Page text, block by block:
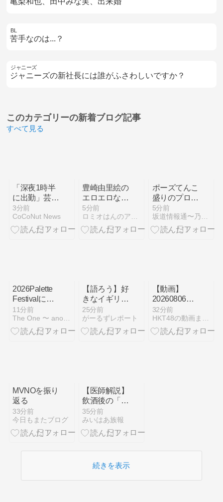
BL
苦手なのは...？
ジャニーズ
ジャニーズの新社長には誰がふさわしいですか？
このカテゴリーの新着ブログ記事
すべて見る
「深夜1時半
に出勤」芸能
界を去った女
優キム・セイ
ン、物流セン
3分前
CoCoNut News
豊崎由里絵の
エロエロなマ
ンスジ ２６
０８０７
5分前
ポーズてんこ
盛りのプロア
イドル田村真
佑ちゃ
ん！！！【乃
5分前
2026Palette
Festivalに
FTISLAND出
演 (2026.7.5)
11分前
【語ろう】好
きなイギリス
のミュージシ
ャン
25分前
がーるずレポート
【動画】
20260806
SHOWROOM
「HKT48 市
村愛里」＠
32分前
MVNOを振り
返る
33分前
今日もまたブログ
【医師解説】
飲酒後の「締
めのラーメン
欲」の原因
は？ 脳の錯
35分前
みいはあ族報
続きを表示